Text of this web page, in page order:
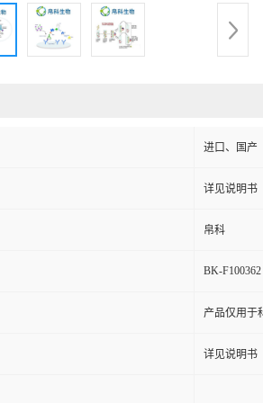
进口、国产
详见说明书
帛科
BK-F100362
产品仅用于
详见说明书